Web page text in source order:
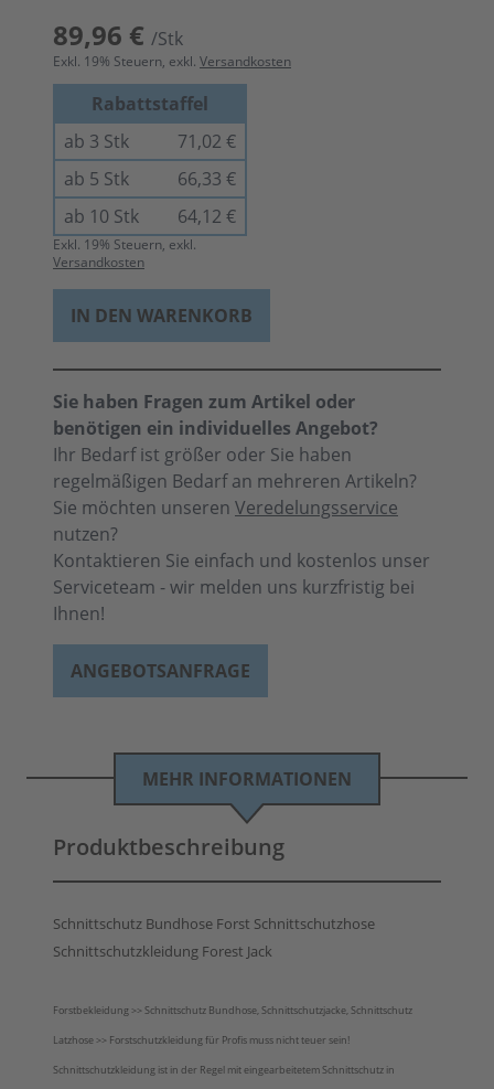
89,96 € /Stk
Exkl. 19% Steuern, exkl. Versandkosten
Rabattstaffel
ab 3 Stk
71,02 €
ab 5 Stk
66,33 €
ab 10 Stk
64,12 €
Exkl. 19% Steuern, exkl.
Versandkosten
IN DEN WARENKORB
Sie haben Fragen zum Artikel oder
benötigen ein individuelles Angebot?
Ihr Bedarf ist größer oder Sie haben
regelmäßigen Bedarf an mehreren Artikeln?
Sie möchten unseren Veredelungsservice
nutzen?
Kontaktieren Sie einfach und kostenlos unser
Serviceteam - wir melden uns kurzfristig bei
Ihnen!
ANGEBOTSANFRAGE
MEHR INFORMATIONEN
Produktbeschreibung
Schnittschutz Bundhose Forst Schnittschutzhose
Schnittschutzkleidung Forest Jack
Forstbekleidung >> Schnittschutz Bundhose, Schnittschutzjacke, Schnittschutz
Latzhose >> Forstschutzkleidung für Profis muss nicht teuer sein!
Schnittschutzkleidung ist in der Regel mit eingearbeitetem Schnittschutz in